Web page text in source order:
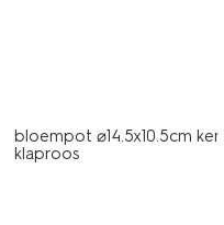
bloempot ⌀14.5x10.5cm
klaproos